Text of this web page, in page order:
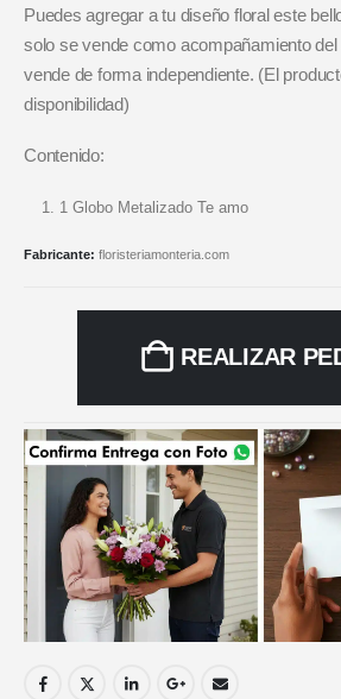
Puedes agregar a tu diseño floral este
solo se vende como acompañamiento
vende de forma independiente. (El
disponibilidad)
Contenido:
1 Globo Metalizado Te amo
Fabricante: floristeriamonteria.com
REALIZAR